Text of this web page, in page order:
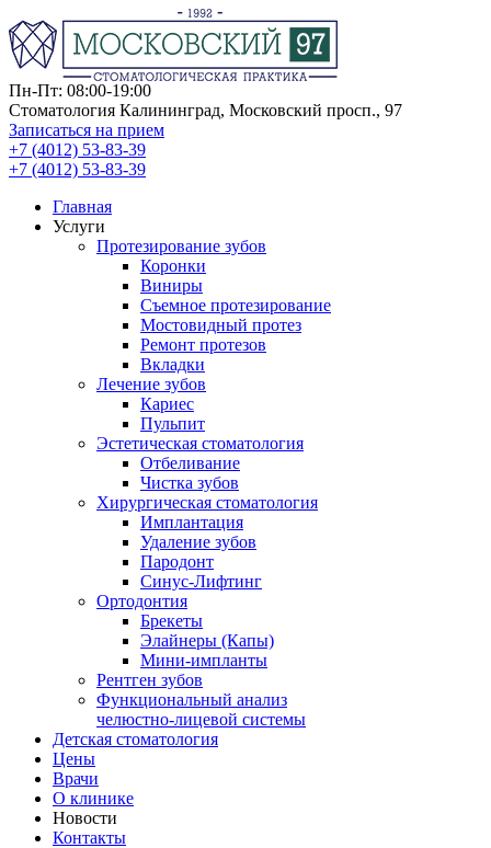
Пн-Пт: 08:00-19:00
Стоматология Калининград, Московский просп., 97
Записаться на прием
+7 (4012) 53-83-39
+7 (4012) 53-83-39
Главная
Услуги
Протезирование зубов
Коронки
Виниры
Съемное протезирование
Мостовидный протез
Ремонт протезов
Вкладки
Лечение зубов
Кариес
Пульпит
Эстетическая стоматология
Отбеливание
Чистка зубов
Хирургическая стоматология
Имплантация
Удаление зубов
Пародонт
Синус-Лифтинг
Ортодонтия
Брекеты
Элайнеры (Капы)
Мини-импланты
Рентген зубов
Функциональный анализ
челюстно-лицевой системы
Детская стоматология
Цены
Врачи
О клинике
Новости
Контакты